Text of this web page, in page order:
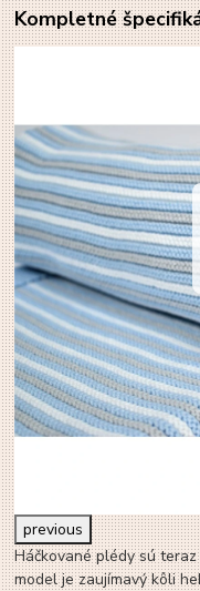
Kompletné
previous
Háčkované plédy sú
model je zaujímavý kôli